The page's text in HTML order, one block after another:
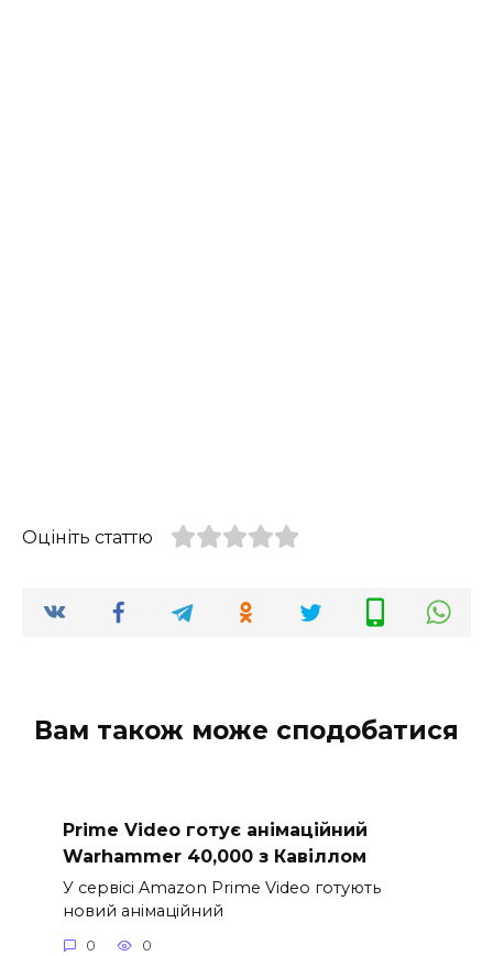
Оцініть статтю
Вам також може сподобатися
Prime Video готує анімаційний
Warhammer 40,000 з Кавіллом
У сервісі Amazon Prime Video готують
новий анімаційний
0 0